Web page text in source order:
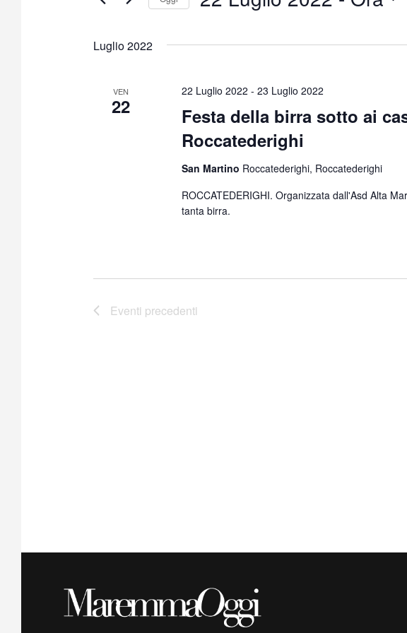
z
o
n
a
d
Luglio 2022
VEN
22
Festa della birra sotto ai
Roccatederighi
22 Luglio 2022 -23 Luglio 2022
San Martino Roccatederighi, Roccatederighi
ROCCATEDERIGHI. Organizzata dall'Asd Alta
tanta birra.
Eventi precedenti